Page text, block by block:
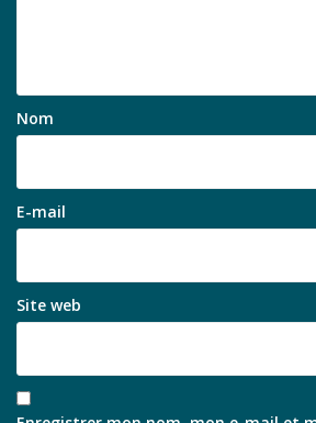
Nom
E-mail
Site web